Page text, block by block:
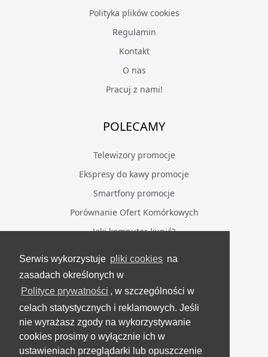
Serwis wykorzystuje pliki cookies na
zasadach określonych w
Polityce prywatności , w szczególności w
celach statystycznych i reklamowych. Jeśli
nie wyrażasz zgody na wykorzystywanie
cookies prosimy o wyłącznie ich w
ustawieniach przeglądarki lub opuszczenie
Polityka plików cookies
Regulamin
Kontakt
O nas
Pracuj z nami!
POLECAMY
Telewizory promocje
Ekspresy do kawy promocje
Smartfony promocje
Porównanie Ofert Komórkowych
Jaki komputer kupić?
BĄDŹ NA BIEŻĄCO
Facebook
Grupa Testerzy Videotestów
YouTube
Twitter